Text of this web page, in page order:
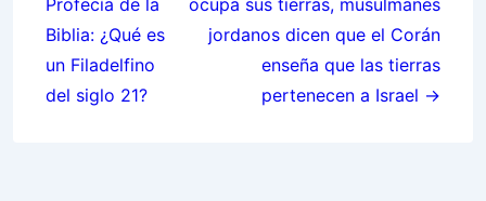
Profecía de la
Biblia: ¿Qué es
un Filadelfino
del siglo 21?
ocupa sus tierras, musulmanes
jordanos dicen que el Corán
enseña que las tierras
pertenecen a Israel →